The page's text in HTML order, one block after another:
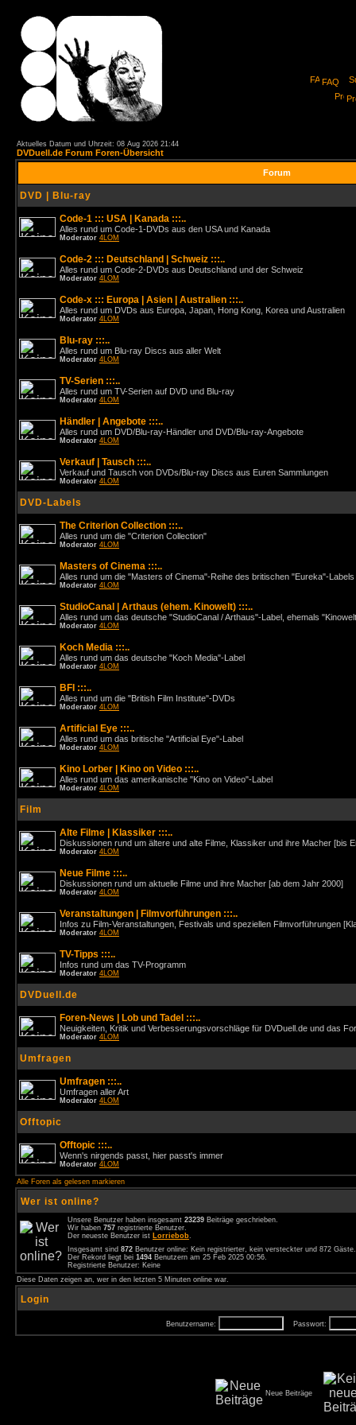
FAQ
Aktuelles Datum und Uhrzeit: 08 Aug 2026 21:44
DVDuell.de Forum Foren-Übersicht
Forum
DVD | Blu-ray
Code-1 ::: USA | Kanada :::..
Alles rund um Code-1-DVDs aus den USA und Kanada
Moderator 4LOM
Code-2 ::: Deutschland | Schweiz :::..
Alles rund um Code-2-DVDs aus Deutschland und der Schweiz
Moderator 4LOM
Code-x ::: Europa | Asien | Australien :::..
Alles rund um DVDs aus Europa, Japan, Hong Kong, Korea und Australien
Moderator 4LOM
Blu-ray :::..
Alles rund um Blu-ray Discs aus aller Welt
Moderator 4LOM
TV-Serien :::..
Alles rund um TV-Serien auf DVD und Blu-ray
Moderator 4LOM
Händler | Angebote :::..
Alles rund um DVD/Blu-ray-Händler und DVD/Blu-ray-Angebote
Moderator 4LOM
Verkauf | Tausch :::..
Verkauf und Tausch von DVDs/Blu-ray Discs aus Euren Sammlungen
Moderator 4LOM
DVD-Labels
The Criterion Collection :::..
Alles rund um die "Criterion Collection"
Moderator 4LOM
Masters of Cinema :::..
Alles rund um die "Masters of Cinema"-Reihe des britischen "Eureka"-Labels
Moderator 4LOM
StudioCanal | Arthaus (ehem. Kinowelt) :::..
Alles rund um das deutsche "StudioCanal / Arthaus"-Label, ehemals
Moderator 4LOM
Koch Media :::..
Alles rund um das deutsche "Koch Media"-Label
Moderator 4LOM
BFI :::..
Alles rund um die "British Film Institute"-DVDs
Moderator 4LOM
Artificial Eye :::..
Alles rund um das britische "Artificial Eye"-Label
Moderator 4LOM
Kino Lorber | Kino on Video :::..
Alles rund um das amerikanische "Kino on Video"-Label
Moderator 4LOM
Film
Alte Filme | Klassiker :::..
Diskussionen rund um ältere und alte Filme, Klassiker und ihre Macher [bis
Moderator 4LOM
Neue Filme :::..
Diskussionen rund um aktuelle Filme und ihre Macher [ab dem Jahr 2000]
Moderator 4LOM
Veranstaltungen | Filmvorführungen :::..
Infos zu Film-Veranstaltungen, Festivals und speziellen Filmvorführungen
Moderator 4LOM
TV-Tipps :::..
Infos rund um das TV-Programm
Moderator 4LOM
DVDuell.de
Foren-News | Lob und Tadel :::..
Neuigkeiten, Kritik und Verbesserungsvorschläge für DVDuell.de und das
Moderator 4LOM
Umfragen
Umfragen :::..
Umfragen aller Art
Moderator 4LOM
Offtopic
Offtopic :::..
Wenn's nirgends passt, hier passt's immer
Moderator 4LOM
Alle Foren als gelesen markieren
Wer ist online?
Unsere Benutzer haben insgesamt 23239 Beiträge geschrieben.
Wir haben 757 registrierte Benutzer.
Der neueste Benutzer ist Lorriebob.
Insgesamt sind 872 Benutzer online: Kein registrierter, kein versteckter und 872
Der Rekord liegt bei 1494 Benutzern am 25 Feb 2025 00:56.
Registrierte Benutzer: Keine
Diese Daten zeigen an, wer in den letzten 5 Minuten online war.
Login
Benutzername: Passwort:
Neue Beiträge